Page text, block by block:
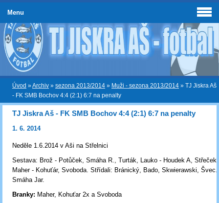
Úvod »Archiv » sezona 2013/2014 » Muži - sezona 2013/2014 » TJ Jiskra Aš
- FK SMB Bochov 4:4 (2:1) 6:7 na penalty
TJ Jiskra Aš - FK SMB Bochov 4:4 (2:1) 6:7 na penalty
1. 6. 2014
Neděle 1.6.2014 v Aši na Střelnici
Sestava: Brož - Potůček, Smáha R., Turták, Lauko - Houdek A,
Maher - Kohuťár, Svoboda. Střídali: Bránický, Bado, Skwierawski, Švec.
Smáha Jar.
Branky: Maher, Kohuťar 2x a Svoboda
Menu